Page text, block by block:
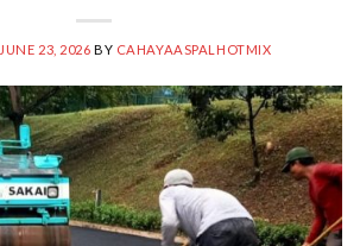
JUNE 23, 2026 BY CAHAYAASPALHOTMIX